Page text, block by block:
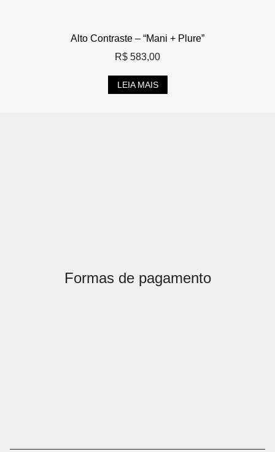
Alto Contraste – “Mani + Plure”
R$ 583,00
LEIA MAIS
Formas de pagamento